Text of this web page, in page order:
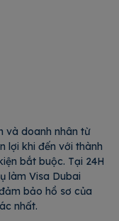
và doanh nhân từ
lợi khi đến với thành
bắt buộc. Tại 24H
làm Visa Dubai
bảo hồ sơ của
nhất.